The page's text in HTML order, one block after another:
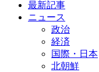
最新記事
ニュース
政治
経済
国際・日本
北朝鮮